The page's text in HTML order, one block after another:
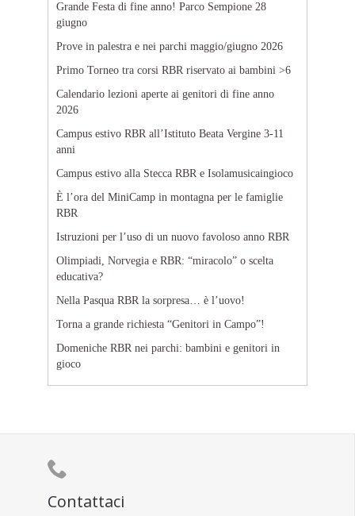
Grande Festa di fine anno! Parco Sempione 28
giugno
Prove in palestra e nei parchi maggio/giugno 2026
Primo Torneo tra corsi RBR riservato ai bambini >6
Calendario lezioni aperte ai genitori di fine anno
2026
Campus estivo RBR all’Istituto Beata Vergine 3-11
anni
Campus estivo alla Stecca RBR e Isolamusicaingioco
È l’ora del MiniCamp in montagna per le famiglie
RBR
Istruzioni per l’uso di un nuovo favoloso anno RBR
Olimpiadi, Norvegia e RBR: “miracolo” o scelta
educativa?
Nella Pasqua RBR la sorpresa… è l’uovo!
Torna a grande richiesta “Genitori in Campo”!
Domeniche RBR nei parchi: bambini e genitori in
gioco

Contattaci